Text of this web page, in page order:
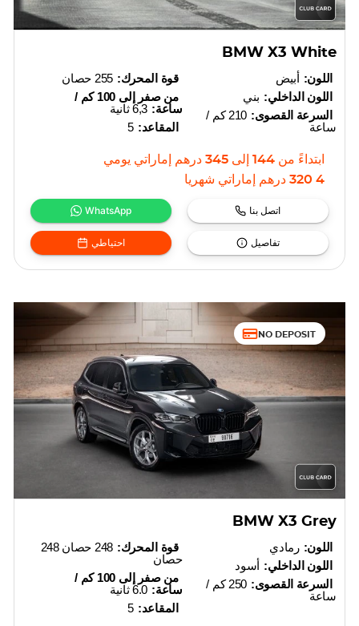
BMW X3 White
قوة المحرك: 255 حصان
من صفر إلى 100 كم /
ساعة: 6,3 ثانية
المقاعد: 5
اللون: أبيض
اللون الداخلي: بني
السرعة القصوى:
210 كم /
ساعة
ابتداءً من 144 إلى 345 درهم إماراتي يومي
4 320
درهم إماراتي شهريا
WhatsApp اتصل بنا
احتياطي تفاصيل
NO DEPOSIT
BMW X3 Grey
قوة المحرك:
248 حصان 248
حصان
من صفر إلى 100 كم /
ساعة: 6.0 ثانية
المقاعد: 5
اللون: رمادي
اللون الداخلي: أسود
السرعة القصوى:
250 كم /
ساعة